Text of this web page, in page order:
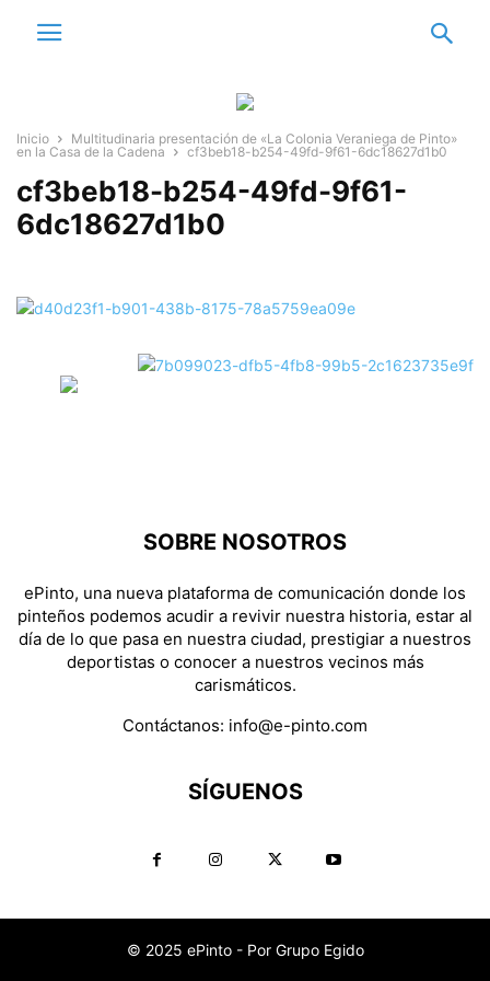
Inicio
Multitudinaria presentación de «La Colonia Veraniega de Pinto»
en la Casa de la Cadena
cf3beb18-b254-49fd-9f61-6dc18627d1b0
cf3beb18-b254-49fd-9f61-
6dc18627d1b0
SOBRE NOSOTROS
ePinto, una nueva plataforma de comunicación donde los
pinteños podemos acudir a revivir nuestra historia, estar al
día de lo que pasa en nuestra ciudad, prestigiar a nuestros
deportistas o conocer a nuestros vecinos más
carismáticos.
Contáctanos: info@e-pinto.com
SÍGUENOS
© 2025 ePinto - Por Grupo Egido